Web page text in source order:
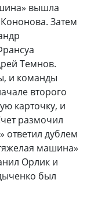
вышла
Затем
Темнов.
и команды
второго
карточку, и
размочил
ответил дублем
машина»
Орлик и
был